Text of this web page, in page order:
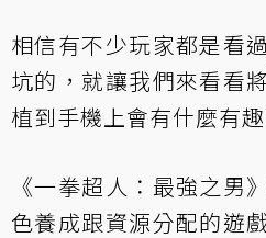
相信有不少玩家都是看過
坑的，就讓我們來看看
植到手機上會有什麼有趣
《一拳超人：最強之男
色養成跟資源分配的遊